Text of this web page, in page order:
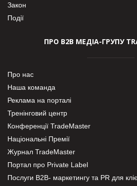
Закон
Події
ПРО В2В МЕДІА-ГРУПУ
Про нас
Наша команда
Реклама на порталі
Тренінговий центр
Конференції TradeMaster
Національні Премії
Журнал TradeMaster
Портал про Private Label
Послуги В2В- маркетингу та PR для